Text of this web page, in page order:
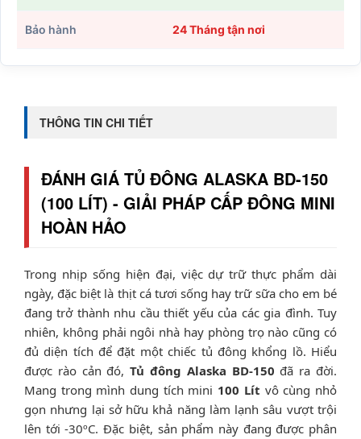
Bảo hành 24 Tháng tận nơi
THÔNG TIN CHI TIẾT
ĐÁNH GIÁ TỦ ĐÔNG ALASKA BD-150
(100 LÍT) - GIẢI PHÁP CẤP ĐÔNG MINI
HOÀN HẢO
Trong nhịp sống hiện đại, việc dự trữ thực phẩm dài
ngày, đặc biệt là thịt cá tươi sống hay trữ sữa cho em bé
đang trở thành nhu cầu thiết yếu của các gia đình. Tuy
nhiên, không phải ngôi nhà hay phòng trọ nào cũng có
đủ diện tích để đặt một chiếc tủ đông khổng lồ. Hiểu
được rào cản đó,Tủ đông Alaska BD-150 đã ra đời.
Mang trong mình dung tích mini 100 Lít vô cùng nhỏ
gọn nhưng lại sở hữu khả năng làm lạnh sâu vượt trội
lên tới -30ºC. Đặc biệt, sản phẩm này đang được phân